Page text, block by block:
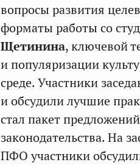
вопросы развития
форматы работы со
Щетинина, ключевой
и популяризации
среде. Участники
и обсудили лучшие
стал пакет
законодательства. На
ПФО участники